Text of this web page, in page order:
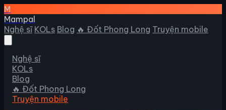
M
Mampal
Nghệ sĩ KOLs Blog 🔥 Đốt Phong Long Truyện mobile
Nghệ sĩ
KOLs
Blog
🔥 Đốt Phong Long
Truyện mobile